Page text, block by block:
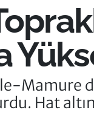
Mamure
Hat